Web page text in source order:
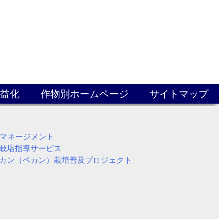
化 作物別ホームページ サイトマップ
ネージメント
培指導サービス
ン（ペカン）栽培普及プロジェクト